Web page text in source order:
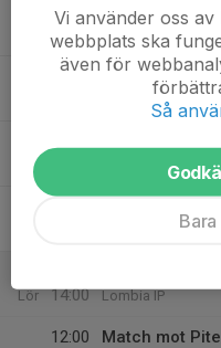
18:00
19:30
Träning
Lombia IP
Tor
Lör
14:00
Lombia IP
12:00
Match mot
Vi använder oss
webbplats ska
även för
Så